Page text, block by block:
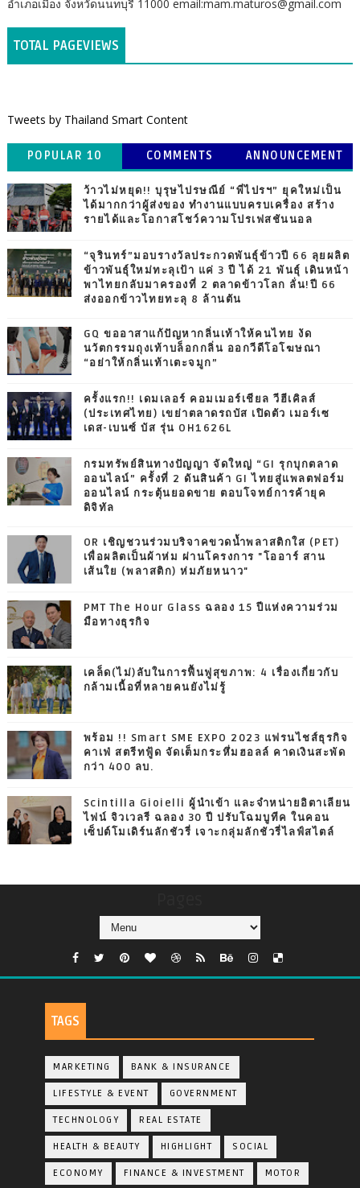
อำเภอเมือง จังหวัดนนทบุรี 11000 email:mam.maturos@gmail.com
TOTAL PAGEVIEWS
Tweets by Thailand Smart Content
POPULAR 10 COMMENTS ANNOUNCEMENT
ว้าวไม่หยุด!! บุรุษไปรษณีย์ “พี่ไปรฯ” ยุคใหม่เป็น
ได้มากกว่าผู้ส่งของ ทำงานแบบครบเครื่อง สร้าง
รายได้และโอกาสโชว์ความโปรเฟสชันนอล
“จุรินทร์”มอบรางวัลประกวดพันธุ์ข้าวปี 66 ลุยผลิต
ข้าวพันธุ์ใหม่ทะลุเป้า แค่ 3 ปี ได้ 21 พันธุ์ เดินหน้า
พาไทยกลับมาครองที่ 2 ตลาดข้าวโลก ลั่น!ปี 66
ส่งออกข้าวไทยทะลุ 8 ล้านตัน
GQ ขออาสาแก้ปัญหากลิ่นเท้าให้คนไทย งัด
นวัตกรรมถุงเท้าบล็อกกลิ่น ออกวีดีโอโฆษณา
“อย่าให้กลิ่นเท้าเตะจมูก”
ครั้งแรก!! เดมเลอร์ คอมเมอร์เชียล วีฮีเคิลส์
(ประเทศไทย) เขย่าตลาดรถบัส เปิดตัว เมอร์เซ
เดส-เบนซ์ บัส รุ่น OH1626L
กรมทรัพย์สินทางปัญญา จัดใหญ่ “GI รุกบุกตลาด
ออนไลน์” ครั้งที่ 2 ดันสินค้า GI ไทยสู่แพลตฟอร์ม
ออนไลน์ กระตุ้นยอดขาย ตอบโจทย์การค้ายุค
ดิจิทัล
OR เชิญชวนร่วมบริจาคขวดน้ำพลาสติกใส (PET)
เพื่อผลิตเป็นผ้าห่ม ผ่านโครงการ "โออาร์ สาน
เส้นใย (พลาสติก) ห่มภัยหนาว"
PMT The Hour Glass ฉลอง 15 ปีแห่งความร่วม
มือทางธุรกิจ
เคล็ด(ไม่)ลับในการฟื้นฟูสุขภาพ: 4 เรื่องเกี่ยวกับ
กล้ามเนื้อที่หลายคนยังไม่รู้
พร้อม !! Smart SME EXPO 2023 แฟรนไชส์ธุรกิจ
คาเฟ่ สตรีทฟู้ด จัดเต็มกระหึ่มฮอลล์ คาดเงินสะพัด
กว่า 400 ลบ.
Scintilla Gioielli ผู้นำเข้า และจำหน่ายอิตาเลียน
ไฟน์ จิวเวลรี ฉลอง 30 ปี ปรับโฉมบูทีค ในคอน
เซ็ปต์โมเดิร์นลักชัวรี่ เจาะกลุ่มลักชัวรี่ไลฟ์สไตล์
TAGS
MARKETING BANK & INSURANCE
LIFESTYLE & EVENT GOVERNMENT
TECHNOLOGY REAL ESTATE
HEALTH & BEAUTY HIGHLIGHT SOCIAL
ECONOMY FINANCE & INVESTMENT MOTOR